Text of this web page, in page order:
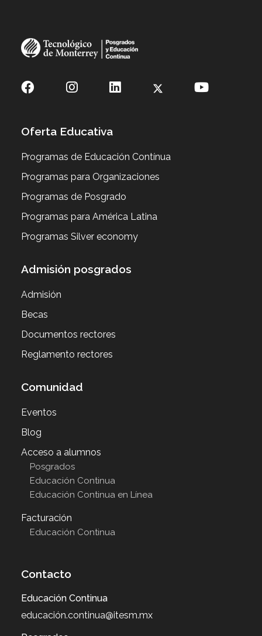
Oferta Educativa
Programas de Educación Contínua
Programas para Organizaciones
Programas de Posgrado
Programas para América Latina
Programas Silver economy
Admisión posgrados
Admisión
Becas
Documentos rectores
Reglamento rectores
Comunidad
Eventos
Blog
Acceso a alumnos
Posgrados
Educación Continua
Educación Continua en Línea
Facturación
Educación Continua
Contacto
Educación Continua
educación.continua@itesm.mx